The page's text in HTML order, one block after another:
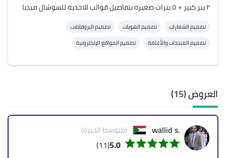
٢ بنر كبير + ٥ بنرات صغيره بتفاصيل قوالب للاحذيه للسوشال ميديا
تصميم الشعارات تصميم الهويات
تصميم البروفايلات
تصميم المنتجات والأغلفة
تصميم المواقع الإلكترونية
العروض (15)
.wallid s (متوسط الخبرة)
5.0
(11)